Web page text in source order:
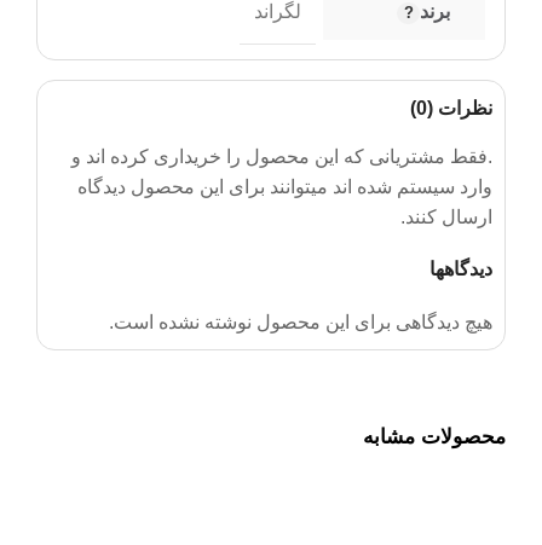
برند لگراند
نظرات (0)
دیدگاهها
هیچ دیدگاهی برای این محصول نوشته نشده است.
.فقط مشتریانی که این محصول را خریداری کرده اند و
وارد سیستم شده اند میتوانند برای این محصول دیدگاه
ارسال کنند.
محصولات مشابه